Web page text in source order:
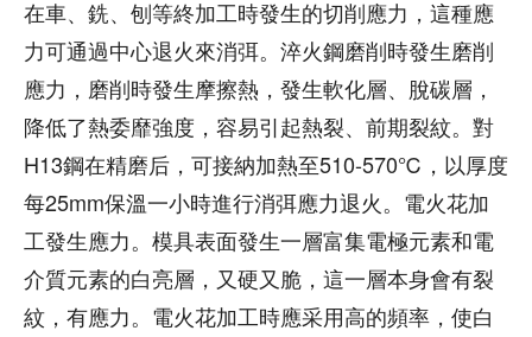
在車、銑、刨等終加工時發生的切削應力，這種應
力可通過中心退火來消弭。淬火鋼磨削時發生磨削
應力，磨削時發生摩擦熱，發生軟化層、脫碳層，
降低了熱委靡強度，容易引起熱裂、前期裂紋。對
H13鋼在精磨后，可接納加熱至510-570℃，以厚度
每25mm保溫一小時進行消弭應力退火。電火花加
工發生應力。模具表面發生一層富集電極元素和電
介質元素的白亮層，又硬又脆，這一層本身會有裂
紋，有應力。電火花加工時應采用高的頻率，使白